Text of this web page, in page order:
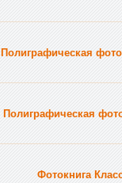
Полиграфическая
Полиграфическая
Фотокнига